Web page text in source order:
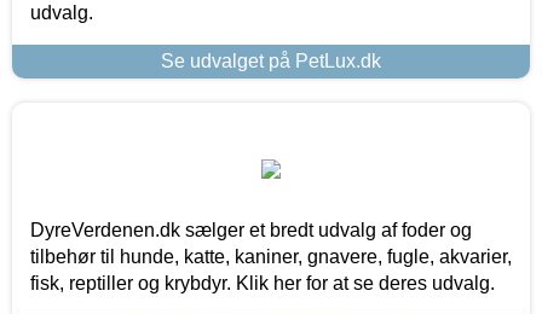
udvalg.
Se udvalget på PetLux.dk
DyreVerdenen.dk sælger et bredt udvalg af foder og
tilbehør til hunde, katte, kaniner, gnavere, fugle, akvarier,
fisk, reptiller og krybdyr. Klik her for at se deres udvalg.